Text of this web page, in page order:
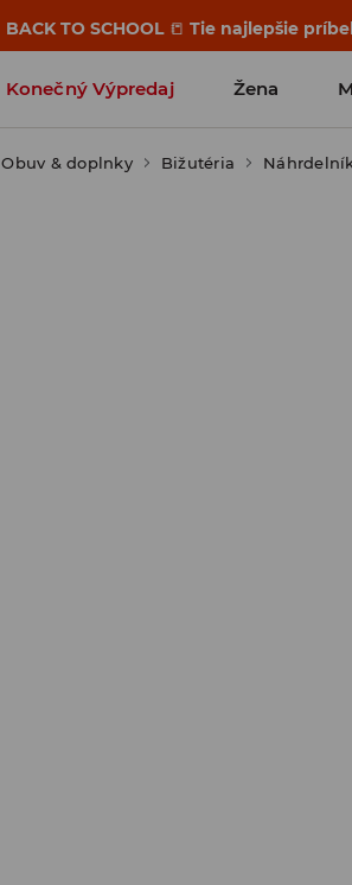
BACK TO SCHOOL 📒 Tie najlepšie
Konečný Výpredaj Žena
Obuv & doplnky Bižutéria